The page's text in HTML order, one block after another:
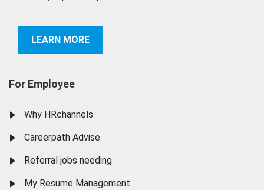
LEARN MORE
For Employee
Why HRchannels
Careerpath Advise
Referral jobs needing
My Resume Management